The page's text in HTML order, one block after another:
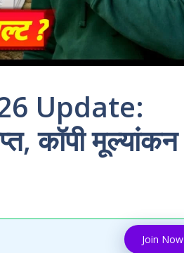
Update:
कॉपी मूल्यांकन
Join Now